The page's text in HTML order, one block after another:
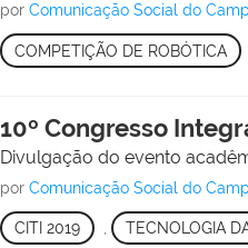
porComunicação Social do
COMPETIÇÃO DE ROBÓTICA
10º Congresso
Divulgação do evento
porComunicação Social do
CITI 2019 TECNOLOGIA